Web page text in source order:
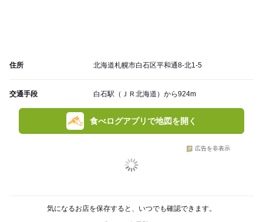
住所 北海道札幌市白石区平和通8-北1-5
交通手段 白石駅（ＪＲ北海道）から924m
食べログアプリで地図を開く
広告を非表示
気になるお店を保存すると、いつでも確認できます。